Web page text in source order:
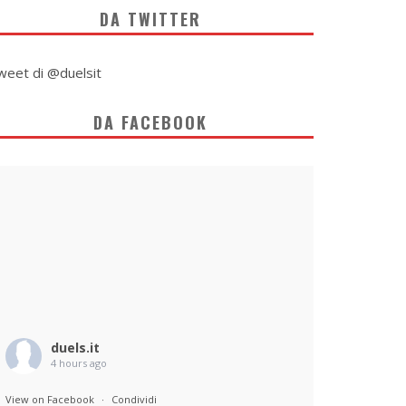
DA TWITTER
di @duelsit
DA FACEBOOK
duels.it
4 hours ago
View on Facebook · Condividi